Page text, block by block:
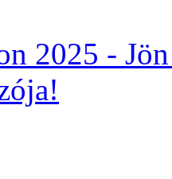
2025 -